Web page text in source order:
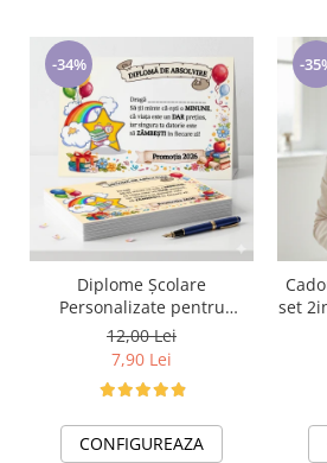
-34%
Diplome Școlare
Personalizate pentru
Absolventi de scoala sau
gradinita
12,00 Lei
7,90 Lei
CONFIGUREAZA
-
set